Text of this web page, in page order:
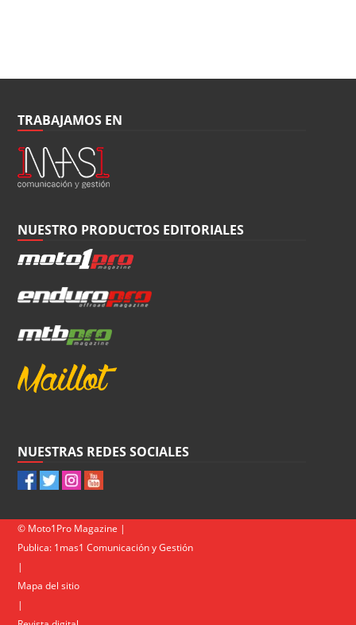
TRABAJAMOS EN
NUESTRO PRODUCTOS EDITORIALES
NUESTRAS REDES SOCIALES
© Moto1Pro Magazine |
Publica: 1mas1 Comunicación y Gestión
|
Mapa del sitio
|